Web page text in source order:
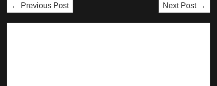
← Previous Post Next Post →